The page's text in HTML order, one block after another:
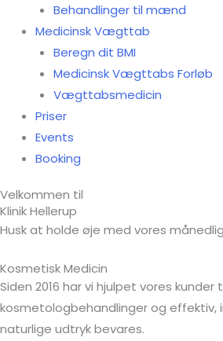
Behandlinger til mænd
Medicinsk Vægttab
Beregn dit BMI
Medicinsk Vægttabs Forløb
Vægttabsmedicin
Priser
Events
Booking
Velkommen til
Klinik Hellerup
Husk at holde øje med vores
Kosmetisk Medicin
Siden 2016 har vi hjulpet vores
kosmetologbehandlinger og
naturlige udtryk bevares.